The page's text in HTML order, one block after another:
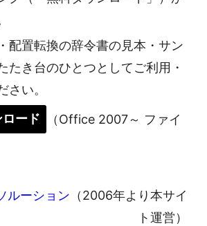
配置転換の辞令書の見本・サン
たき台のひとつとしてご利用・
さい。
ード
（Office 2007～ ファイ
ルーション （2006年より本サイ
ト運営）